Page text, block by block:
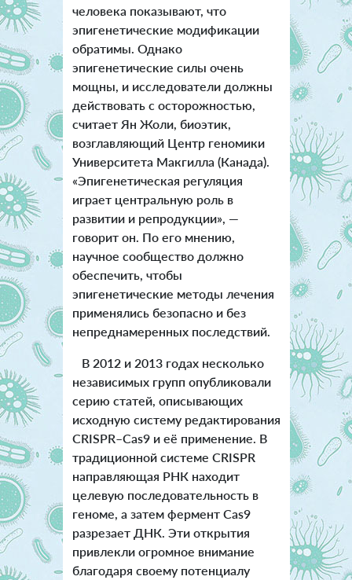
человека показывают, что
эпигенетические модификации
обратимы. Однако
эпигенетические силы очень
мощны, и исследователи должны
действовать с осторожностью,
считает Ян Жоли, биоэтик,
возглавляющий Центр геномики
Университета Макгилла (Канада).
«Эпигенетическая регуляция
играет центральную роль в
развитии и репродукции», —
говорит он. По его мнению,
научное сообщество должно
обеспечить, чтобы
эпигенетические методы лечения
применялись безопасно и без
непреднамеренных последствий.
В 2012 и 2013 годах несколько
независимых групп опубликовали
серию статей, описывающих
исходную систему редактирования
CRISPR–Cas9 и её применение. В
традиционной системе CRISPR
направляющая РНК находит
целевую последовательность в
геноме, а затем фермент Cas9
разрезает ДНК. Эти открытия
привлекли огромное внимание
благодаря своему потенциалу